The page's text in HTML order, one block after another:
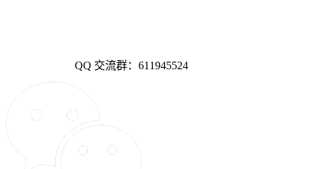
QQ 交流群：611945524